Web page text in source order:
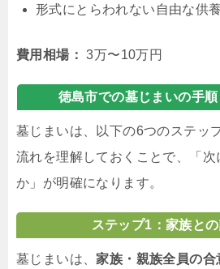
形式にとらわれない自由な供
費用相場： 3万〜10万円
徳島市での墓じまいの手順
墓じまいは、以下の6つのステッ
流れを理解しておくことで、「次
か」が明確になります。
ステップ1：家族と
墓じまいは、 家族・親族全員の合